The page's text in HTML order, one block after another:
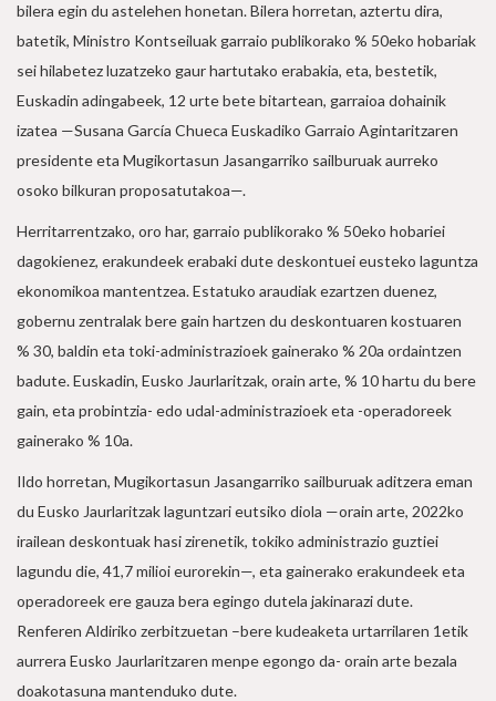
bilera egin du astelehen honetan. Bilera horretan, aztertu dira,
batetik, Ministro Kontseiluak garraio publikorako % 50eko hobariak
sei hilabetez luzatzeko gaur hartutako erabakia, eta, bestetik,
Euskadin adingabeek, 12 urte bete bitartean, garraioa dohainik
izatea —Susana García Chueca Euskadiko Garraio Agintaritzaren
presidente eta Mugikortasun Jasangarriko sailburuak aurreko
osoko bilkuran proposatutakoa—.
Herritarrentzako, oro har, garraio publikorako % 50eko hobariei
dagokienez, erakundeek erabaki dute deskontuei eusteko laguntza
ekonomikoa mantentzea. Estatuko araudiak ezartzen duenez,
gobernu zentralak bere gain hartzen du deskontuaren kostuaren
% 30, baldin eta toki-administrazioek gainerako % 20a ordaintzen
badute. Euskadin, Eusko Jaurlaritzak, orain arte, % 10 hartu du bere
gain, eta probintzia- edo udal-administrazioek eta -operadoreek
gainerako % 10a.
Ildo horretan, Mugikortasun Jasangarriko sailburuak aditzera eman
du Eusko Jaurlaritzak laguntzari eutsiko diola —orain arte, 2022ko
irailean deskontuak hasi zirenetik, tokiko administrazio guztiei
lagundu die, 41,7 milioi eurorekin—, eta gainerako erakundeek eta
operadoreek ere gauza bera egingo dutela jakinarazi dute.
Renferen Aldiriko zerbitzuetan –bere kudeaketa urtarrilaren 1etik
aurrera Eusko Jaurlaritzaren menpe egongo da- orain arte bezala
doakotasuna mantenduko dute.